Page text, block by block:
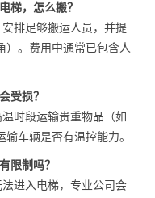
梯，怎么搬？
排足够搬运人员，并提
）。费用中通常已包含人
受损？
时段运输贵重物品（如
车辆是否有温控能力。
限制吗？
进入电梯，专业公司会